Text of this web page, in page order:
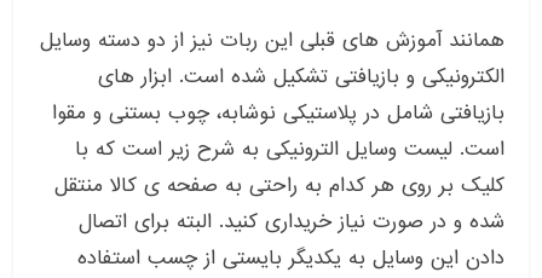
همانند آموزش های قبلی این ربات نیز از دو دسته وسایل
الکترونیکی و بازیافتی تشکیل شده است. ابزار های
بازیافتی شامل در پلاستیکی نوشابه، چوب بستنی و مقوا
است. لیست وسایل الترونیکی به شرح زیر است که با
کلیک بر روی هر کدام به راحتی به صفحه ی کالا منتقل
شده و در صورت نیاز خریداری کنید. البته برای اتصال
دادن این وسایل به یکدیگر بایستی از چسب استفاده